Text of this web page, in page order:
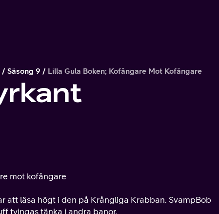
Säsong 9 Lilla Gula Boken; Kofångare Mot Kofångare
mot kofångare
att läsa högt i den på Krångliga Krabban. SvampBob
tvingas tänka i andra banor.